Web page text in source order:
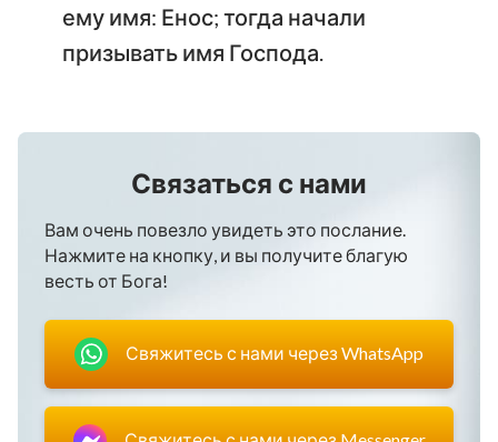
ему имя: Енос; тогда начали
призывать имя Господа.
Связаться с нами
Вам очень повезло увидеть это послание.
Нажмите на кнопку, и вы получите благую
весть от Бога!
Свяжитесь с нами через WhatsApp